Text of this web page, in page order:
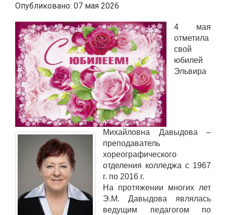
Опубликовано: 07 мая 2026
4 мая
отметила
свой
юбилей
Эльвира
Михайловна Давыдова –
преподаватель
хореографического
отделения колледжа с 1967
г. по 2016 г.
На протяжении многих лет
Э.М. Давыдова являлась
ведущим педагогом по